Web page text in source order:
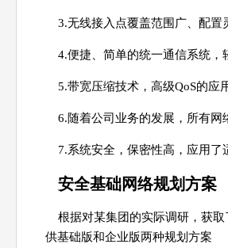
3.无线接入点覆盖范围广、配置
4.便捷、简单的统一通信系统，
5.带宽压缩技术，高级QoS的应
6.随着公司业务的发展，所有网
7.系统安全，保密性高，应用了
安全基础网络规划方案
根据对某集团的实际调研，获
供基础版和企业版两种规划方案